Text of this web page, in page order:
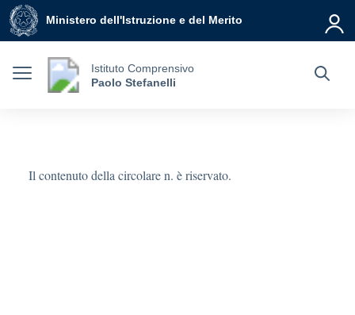
Vai ai contenuti
Vai al menu di navigazione
Vai al footer
Ministero dell'Istruzione e del Merito
Istituto Comprensivo
Paolo Stefanelli
Il contenuto della circolare n. è riservato.